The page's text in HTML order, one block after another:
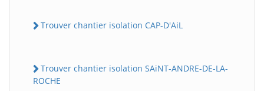
Trouver chantier isolation CAP-D'AiL
Trouver chantier isolation SAiNT-ANDRE-DE-LA-
ROCHE